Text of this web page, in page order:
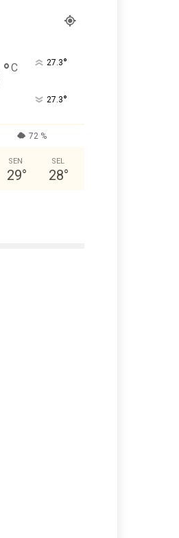
°C 27.3°
27.3°
72 %
SEN
29°
SEL
28°